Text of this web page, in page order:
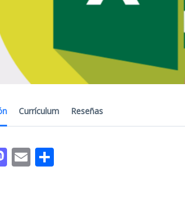
Currículum Reseñas
Mastodon
Email